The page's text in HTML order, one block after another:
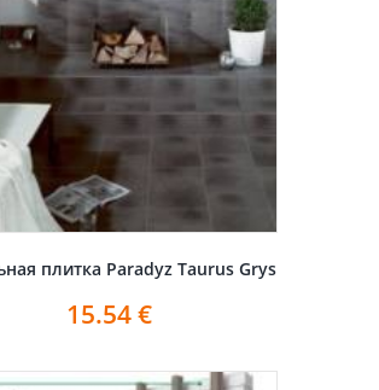
плитка Paradyz Taurus Grys
15.54€